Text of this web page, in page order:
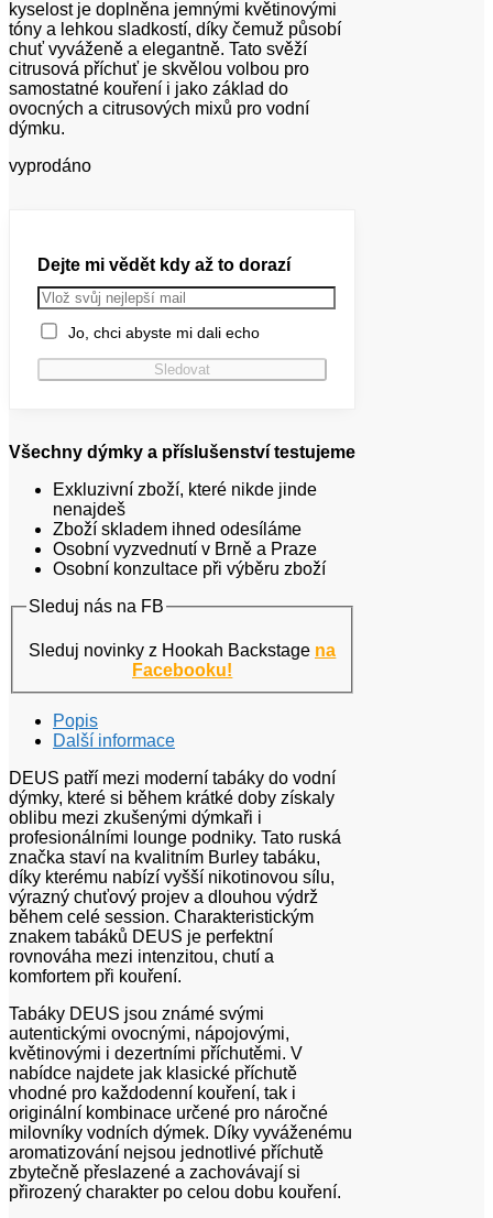
kyselost je doplněna jemnými květinovými
tóny a lehkou sladkostí, díky čemuž působí
chuť vyváženě a elegantně. Tato svěží
citrusová příchuť je skvělou volbou pro
samostatné kouření i jako základ do
ovocných a citrusových mixů pro vodní
dýmku.
vyprodáno
Dejte mi vědět kdy až to dorazí
Jo, chci abyste mi dali echo
Všechny dýmky a příslušenství testujeme
Exkluzivní zboží, které nikde jinde
nenajdeš
Zboží skladem ihned odesíláme
Osobní vyzvednutí v Brně a Praze
Osobní konzultace při výběru zboží
Sleduj nás na FB
Sleduj novinky z Hookah Backstage na
Facebooku!
Popis
Další informace
DEUS patří mezi moderní tabáky do vodní
dýmky, které si během krátké doby získaly
oblibu mezi zkušenými dýmkaři i
profesionálními lounge podniky. Tato ruská
značka staví na kvalitním Burley tabáku,
díky kterému nabízí vyšší nikotinovou sílu,
výrazný chuťový projev a dlouhou výdrž
během celé session. Charakteristickým
znakem tabáků DEUS je perfektní
rovnováha mezi intenzitou, chutí a
komfortem při kouření.
Tabáky DEUS jsou známé svými
autentickými ovocnými, nápojovými,
květinovými i dezertními příchutěmi. V
nabídce najdete jak klasické příchutě
vhodné pro každodenní kouření, tak i
originální kombinace určené pro náročné
milovníky vodních dýmek. Díky vyváženému
aromatizování nejsou jednotlivé příchutě
zbytečně přeslazené a zachovávají si
přirozený charakter po celou dobu kouření.